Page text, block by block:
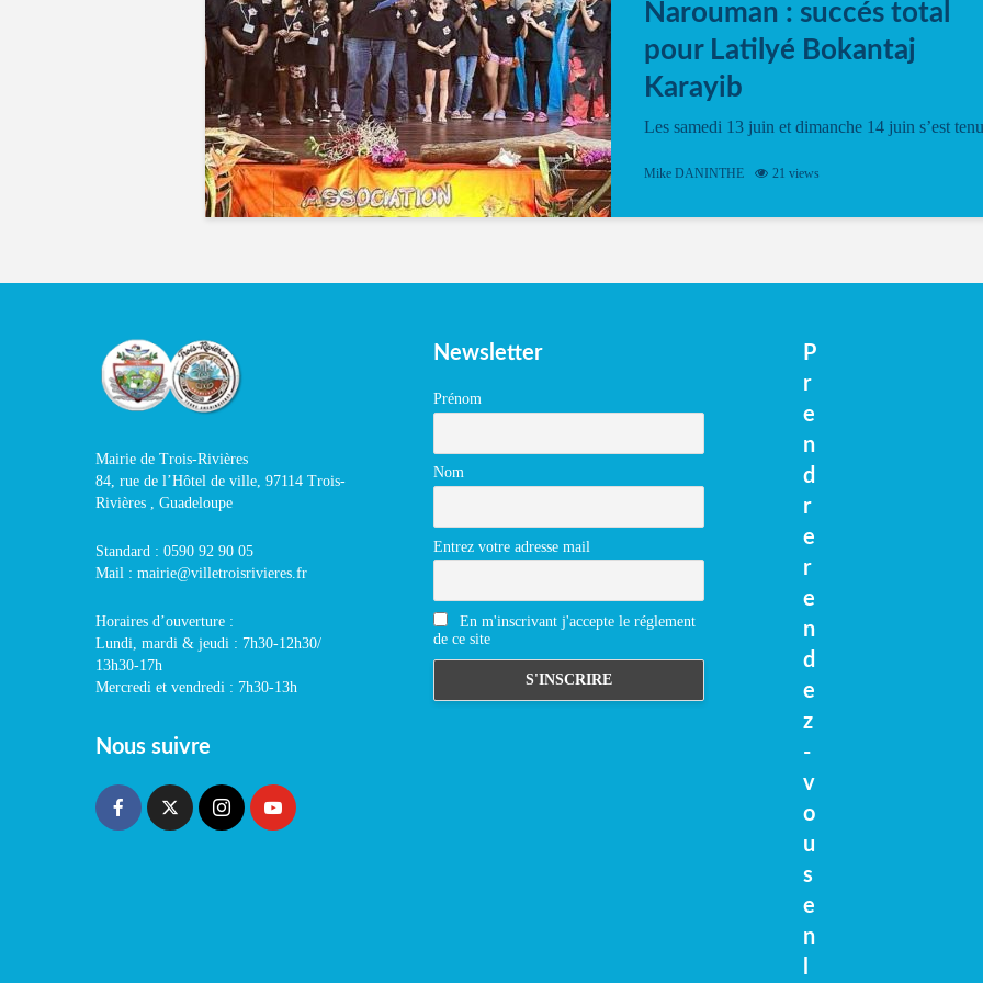
Narouman : succés total
pour Latilyé Bokantaj
Karayib
Les samedi 13 juin et dimanche 14 juin s’est tenu
vibrant à Pierrot Narouman, organisé par
spectacle de fin d’année, présenté à la salle...
Mike DANINTHE 21 views
Mairie de Trois-Rivières
84, rue de l’Hôtel de ville, 97114 Trois-
Rivières , Guadeloupe
Standard : 0590 92 90 05
Mail : mairie@villetroisrivieres.fr
Horaires d’ouverture :
Lundi, mardi & jeudi : 7h30-12h30/
13h30-17h
Mercredi et vendredi : 7h30-13h
Nous suivre
Newsletter
Prénom
Nom
Entrez votre adresse mail
En m'inscrivant j'accepte le réglement
de ce site
P
r
e
n
d
r
e
r
e
n
d
e
z
-
v
o
u
s
e
n